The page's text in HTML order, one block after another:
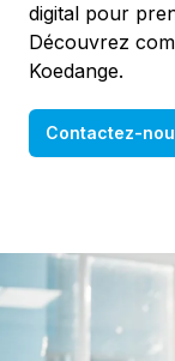
digital pour
Découvrez
Koedange.
Contactez-